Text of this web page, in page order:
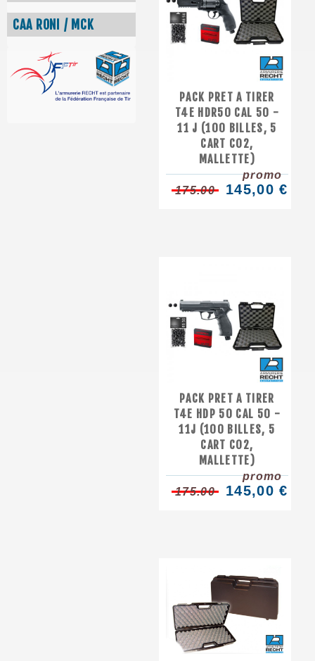
CAA RONI / MCK
PACK PRET A TIRER
T4E HDR50 CAL 50 -
11 J (100 BILLES, 5
CART CO2,
MALLETTE)
promo
175.00
145,00 €
PACK PRET A TIRER
T4E HDP 50 CAL 50 -
11J (100 BILLES, 5
CART CO2,
MALLETTE)
promo
175.00
145,00 €